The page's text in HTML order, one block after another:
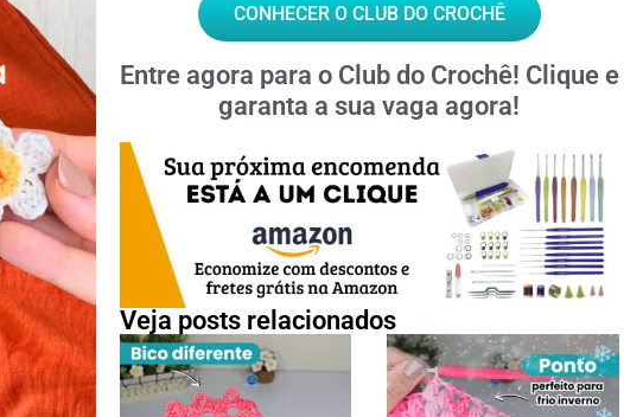
CONHECER O CLUB DO CROCHÊ
Entre agora para o Club do Crochê! Clique e
garanta a sua vaga agora!
Veja posts relacionados